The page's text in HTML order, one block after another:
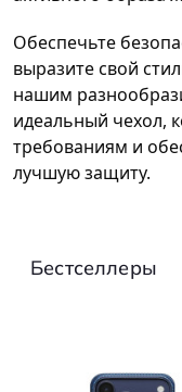
Обеспечьте
выразите свой
нашим
идеальный чехол,
требованиям и
лучшую защиту.
Бестселлеры